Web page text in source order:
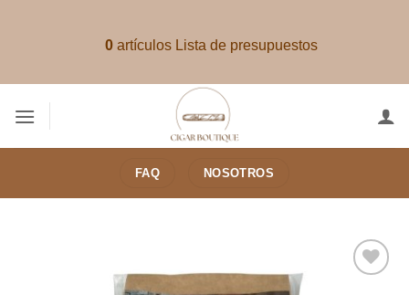
0artículos Lista de presupuestos
FAQ NOSOTROS